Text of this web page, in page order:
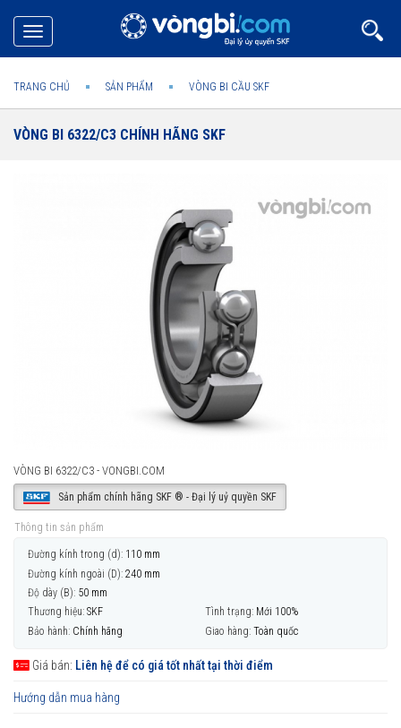
Toggle
navigation
TRANG CHỦ SẢN PHẨM VÒNG BI CẦU SKF
VÒNG BI 6322/C3 CHÍNH HÃNG SKF
VÒNG BI 6322/C3 - VONGBI.COM
Sản phẩm chính hãng SKF ® - Đại lý uỷ quyền SKF
Thông tin sản phẩm
Đường kính trong (d): 110 mm
Đường kính ngoài (D): 240 mm
Độ dày (B): 50 mm
Thương hiệu: SKF Tình trạng: Mới 100%
Bảo hành: Chính hãng Giao hàng: Toàn quốc
Giá bán: Liên hệ để có giá tốt nhất tại thời điểm
Hướng dẫn mua hàng